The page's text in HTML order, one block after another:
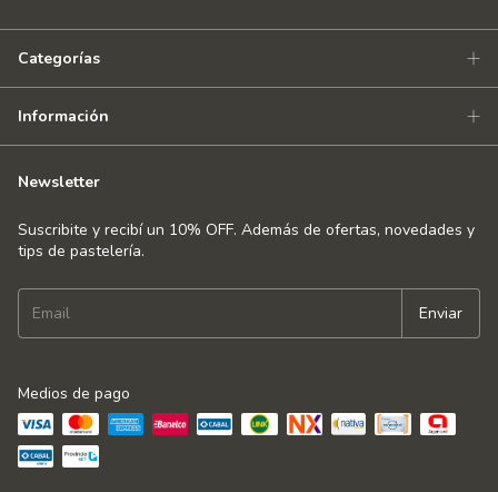
Categorías
Información
Newsletter
Suscribite y recibí un 10% OFF. Además de ofertas, novedades y
tips de pastelería.
Medios de pago